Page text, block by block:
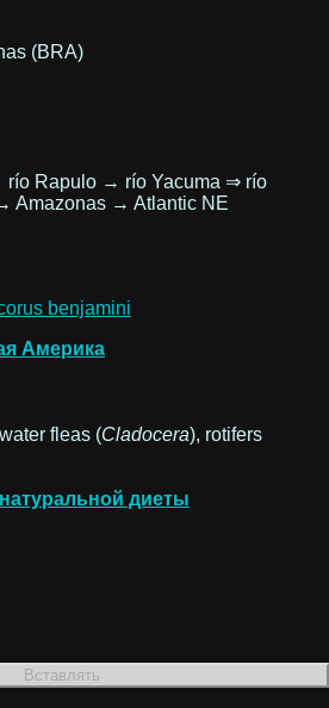
(BRA)
río Rapulo → río Yacuma ⇒ río
Amazonas → Atlantic NE
Америка
fleas (Cladocera), rotifers
диеты